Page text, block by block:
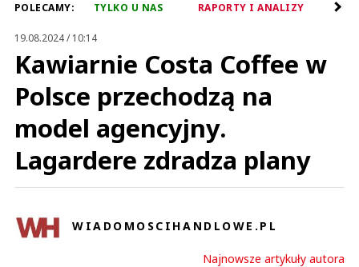
POLECAMY: TYLKO U NAS RAPORTY I ANALIZY
19.08.2024 / 10:14
Kawiarnie Costa Coffee w
Polsce przechodzą na
model agencyjny.
Lagardere zdradza plany
WIADOMOSCIHANDLOWE.PL
Najnowsze artykuły autora